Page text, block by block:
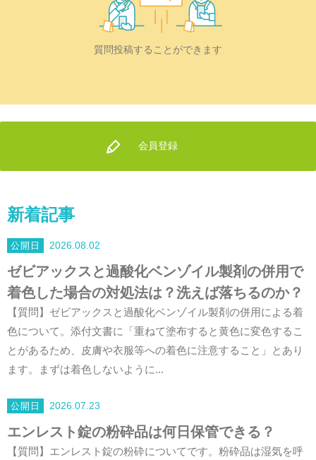
質問投稿することができます
会員登録
新着記事
2026.08.02
ゼビアックスと過酸化ベンゾイル製剤の併用で
着色した場合の対処法は？洗えば落ちるのか？
【質問】ゼビアックスと過酸化ベンゾイル製剤の併用による着
色について。添付文書に「重ねて塗布すると黄色に変色するこ
とがあるため、皮膚や衣服等への着色に注意すること」とあり
ます。まずは着色しないように...
2026.07.23
エンレスト錠の粉砕品は何日保管できる？
【質問】エンレスト錠の粉砕についてです。粉砕品は湿気を呼